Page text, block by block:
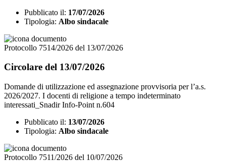
Pubblicato il: 17/07/2026
Tipologia: Albo sindacale
Protocollo 7514/2026 del 13/07/2026
Circolare del 13/07/2026
Domande di utilizzazione ed assegnazione provvisoria per l’a.s.
2026/2027. I docenti di religione a tempo indeterminato
interessati_Snadir Info-Point n.604
Pubblicato il: 13/07/2026
Tipologia: Albo sindacale
Protocollo 7511/2026 del 10/07/2026